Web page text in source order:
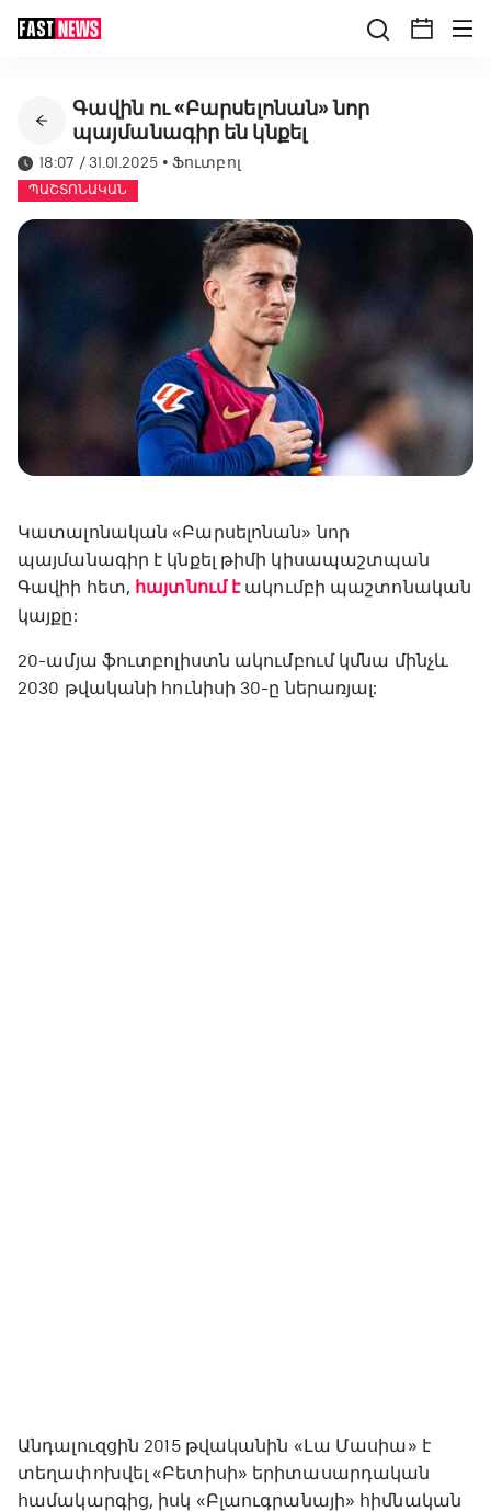
Գավին ու «Բարսելոնան» նոր
պայմանագիր են կնքել
18:07 / 31.01.2025 •Ֆուտբոլ
ՊԱՇՏՈՆԱԿԱՆ
Կատալոնական «Բարսելոնան» նոր
պայմանագիր է կնքել թիմի կիսապաշտպան
Գավիի հետ, հայտնում էակումբի պաշտոնական
կայքը:
20-ամյա ֆուտբոլիստն ակումբում կմնա մինչև
2030 թվականի հունիսի 30-ը ներառյալ:
Անդալուզցին 2015 թվականին «Լա Մասիա» է
տեղափոխվել «Բետիսի» երիտասարդական
համակարգից, իսկ «Բլաուգրանայի» հիմնական